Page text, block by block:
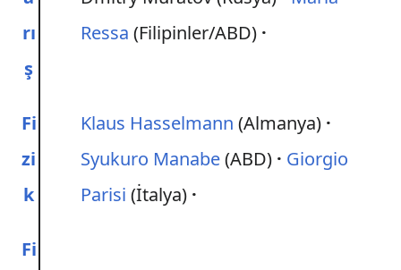
rı
ş
Ressa (Filipinler/ABD)
Fi
zi
k
Klaus Hasselmann (Almanya)
Syukuro Manabe(ABD)
Giorgio
Parisi (İtalya)
Fi